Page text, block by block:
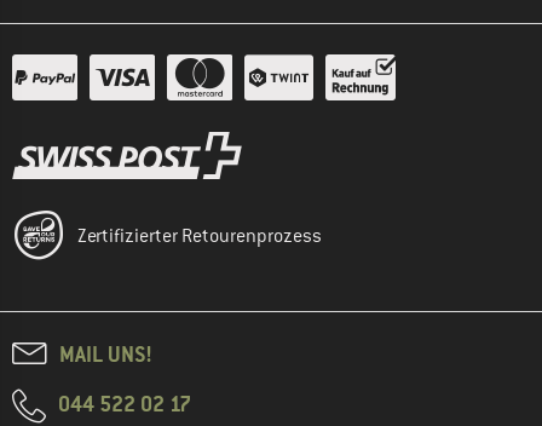
Zertifizierter Retourenprozess
MAIL UNS!
044 522 02 17